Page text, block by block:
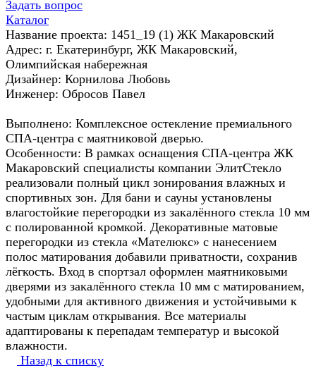
Задать вопрос
Каталог
Название проекта: 1451_19 (1) ЖК Макаровский
Адрес: г. Екатеринбург, ЖК Макаровский,
Олимпийская набережная
Дизайнер: Корнилова Любовь
Инженер: Обросов Павел
Выполнено: Комплексное остекление премиального
СПА-центра с маятниковой дверью.
Особенности: В рамках оснащения СПА-центра ЖК
Макаровский специалисты компании ЭлитСтекло
реализовали полный цикл зонирования влажных и
спортивных зон. Для бани и сауны установлены
влагостойкие перегородки из закалённого стекла 10 мм
с полированной кромкой. Декоративные матовые
перегородки из стекла «Мателюкс» с нанесением
полос матирования добавили приватности, сохранив
лёгкость. Вход в спортзал оформлен маятниковыми
дверями из закалённого стекла 10 мм с матированием,
удобными для активного движения и устойчивыми к
частым циклам открывания. Все материалы
адаптированы к перепадам температур и высокой
влажности.
Назад к списку